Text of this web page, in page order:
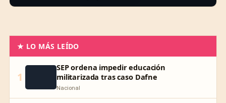
★ LO MÁS LEÍDO
1
SEP ordena impedir educación
militarizada tras caso Dafne
Nacional